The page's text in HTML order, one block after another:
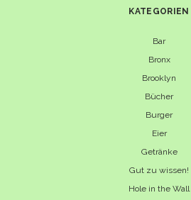
KATEGORIEN
Bar
Bronx
Brooklyn
Bücher
Burger
Eier
Getränke
Gut zu wissen!
Hole in the Wall